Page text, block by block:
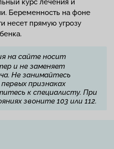
курс лечения и
Беременность на фоне
несет прямую угрозу
на сайте носит
и не заменяет
Не занимайтесь
признаках
к специалисту. При
звоните 103 или 112.